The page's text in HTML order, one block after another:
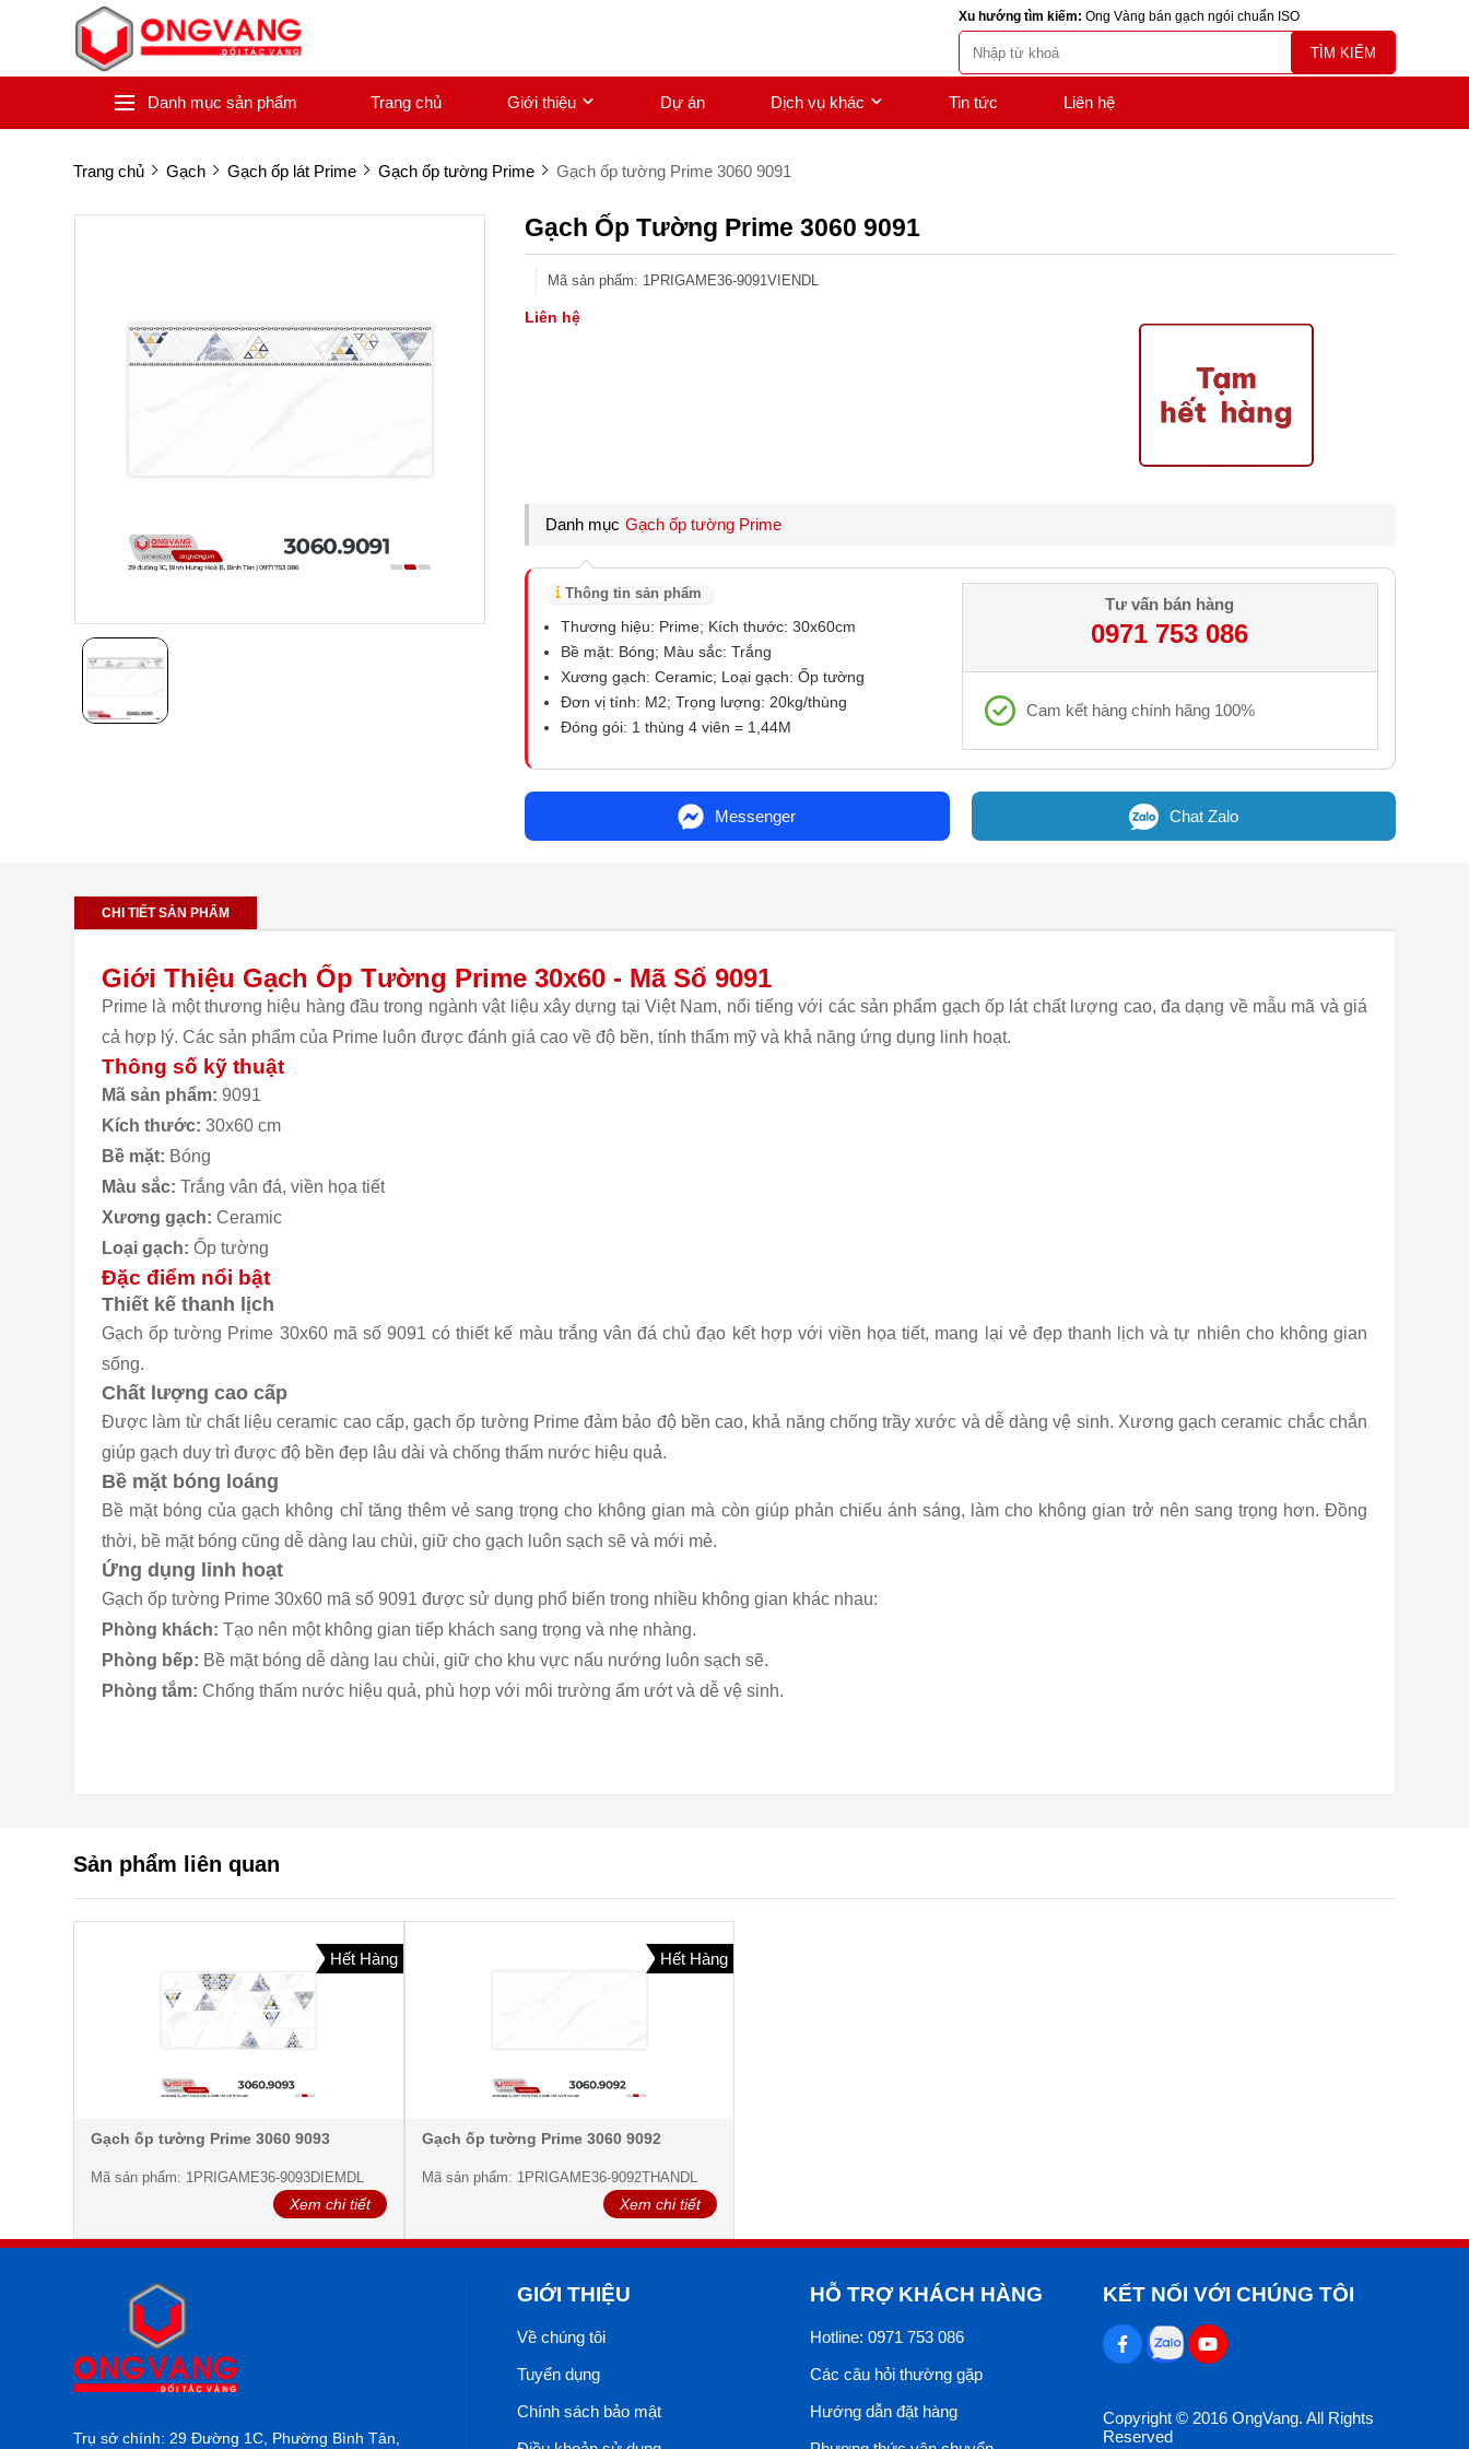
Xu hướng tìm kiếm: Ong Vàng bán gạch ngói chuẩn ISO
TÌM KIẾM
Danh mục sản phẩm Trang chủ Giới thiệu Dự án Dịch vụ khác Tin tức Liên hệ
Trang chủ Gạch Gạch ốp lát Prime Gạch ốp tường Prime Gạch ốp tường Prime 3060 9091
Gạch Ốp Tường Prime 3060 9091
Mã sản phẩm: 1PRIGAME36-9091VIENDL
Liên hệ
Danh mục Gạch ốp tường Prime
Thông tin sản phẩm
Thương hiệu: Prime; Kích thước: 30x60cm
Bề mặt: Bóng; Màu sắc: Trắng
Xương gạch: Ceramic; Loại gạch: Ốp tường
Đơn vị tính: M2; Trọng lượng: 20kg/thùng
Đóng gói: 1 thùng 4 viên = 1,44M
Tư vấn bán hàng
0971 753 086
Cam kết hàng chính hãng 100%
Messenger Chat Zalo
CHI TIẾT SẢN PHẨM
Giới Thiệu Gạch Ốp Tường Prime 30x60 - Mã Số 9091
Prime là một thương hiệu hàng đầu trong ngành vật liệu xây dựng tại Việt Nam, nổi tiếng với các sản phẩm gạch ốp lát chất lượng cao, đa dạng về mẫu mã và giá
cả hợp lý. Các sản phẩm của Prime luôn được đánh giá cao về độ bền, tính thẩm mỹ và khả năng ứng dụng linh hoạt.
Thông số kỹ thuật
Mã sản phẩm: 9091
Kích thước: 30x60 cm
Bề mặt: Bóng
Màu sắc: Trắng vân đá, viền họa tiết
Xương gạch: Ceramic
Loại gạch: Ốp tường
Đặc điểm nổi bật
Thiết kế thanh lịch
Gạch ốp tường Prime 30x60 mã số 9091 có thiết kế màu trắng vân đá chủ đạo kết hợp với viền họa tiết, mang lại vẻ đẹp thanh lịch và tự nhiên cho không gian
sống.
Chất lượng cao cấp
Được làm từ chất liệu ceramic cao cấp, gạch ốp tường Prime đảm bảo độ bền cao, khả năng chống trầy xước và dễ dàng vệ sinh. Xương gạch ceramic chắc chắn
giúp gạch duy trì được độ bền đẹp lâu dài và chống thấm nước hiệu quả.
Bề mặt bóng loáng
Bề mặt bóng của gạch không chỉ tăng thêm vẻ sang trọng cho không gian mà còn giúp phản chiếu ánh sáng, làm cho không gian trở nên sang trọng hơn. Đồng
thời, bề mặt bóng cũng dễ dàng lau chùi, giữ cho gạch luôn sạch sẽ và mới mẻ.
Ứng dụng linh hoạt
Gạch ốp tường Prime 30x60 mã số 9091 được sử dụng phổ biến trong nhiều không gian khác nhau:
Phòng khách: Tạo nên một không gian tiếp khách sang trọng và nhẹ nhàng.
Phòng bếp: Bề mặt bóng dễ dàng lau chùi, giữ cho khu vực nấu nướng luôn sạch sẽ.
Phòng tắm: Chống thấm nước hiệu quả, phù hợp với môi trường ẩm ướt và dễ vệ sinh.
Sản phẩm liên quan
Hết Hàng
Gạch ốp tường Prime 3060 9093
Mã sản phẩm: 1PRIGAME36-9093DIEMDL
Xem chi tiết
Hết Hàng
Gạch ốp tường Prime 3060 9092
Mã sản phẩm: 1PRIGAME36-9092THANDL
Xem chi tiết
Trụ sở chính: 29 Đường 1C, Phường Bình Tân,
GIỚI THIỆU
Về chúng tôi
Tuyển dụng
Chính sách bảo mật
HỖ TRỢ KHÁCH HÀNG
Hotline: 0971 753 086
Các câu hỏi thường gặp
Hướng dẫn đặt hàng
KẾT NỐI VỚI CHÚNG TÔI
Copyright © 2016 OngVang. All Rights
Reserved